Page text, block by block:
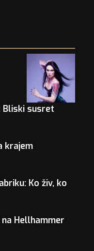
Bliski susret
krajem
Ko živ, ko
Hellhammer